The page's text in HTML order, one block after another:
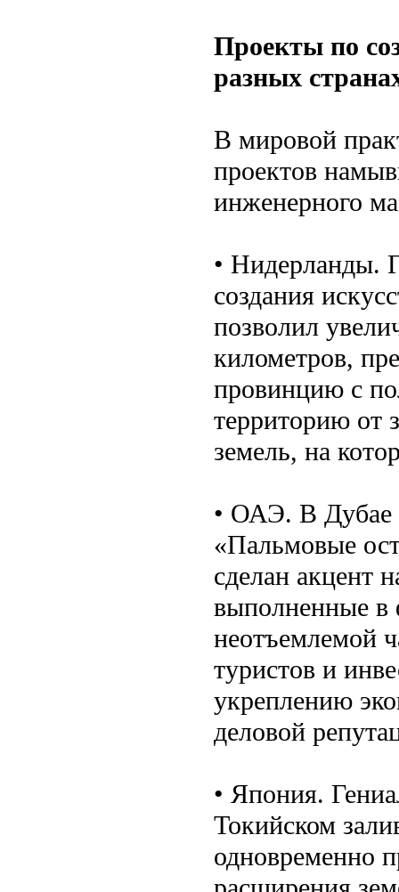
Проекты по
разных
В мировой
проектов
инженерного
• Нидерланды.
создания
позволил
километров,
провинцию с
территорию от
земель, на
• ОАЭ. В Дубае
«Пальмовые
сделан акцент
выполненные в
неотъемлемой
туристов и
укреплению
деловой
• Япония.
Токийском
одновременно